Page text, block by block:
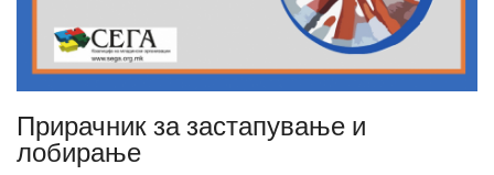
Прирачник за застапување и
лобирање